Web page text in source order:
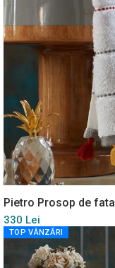
Pietro Prosop de fata
330 Lei
TOP VÂNZĂRI